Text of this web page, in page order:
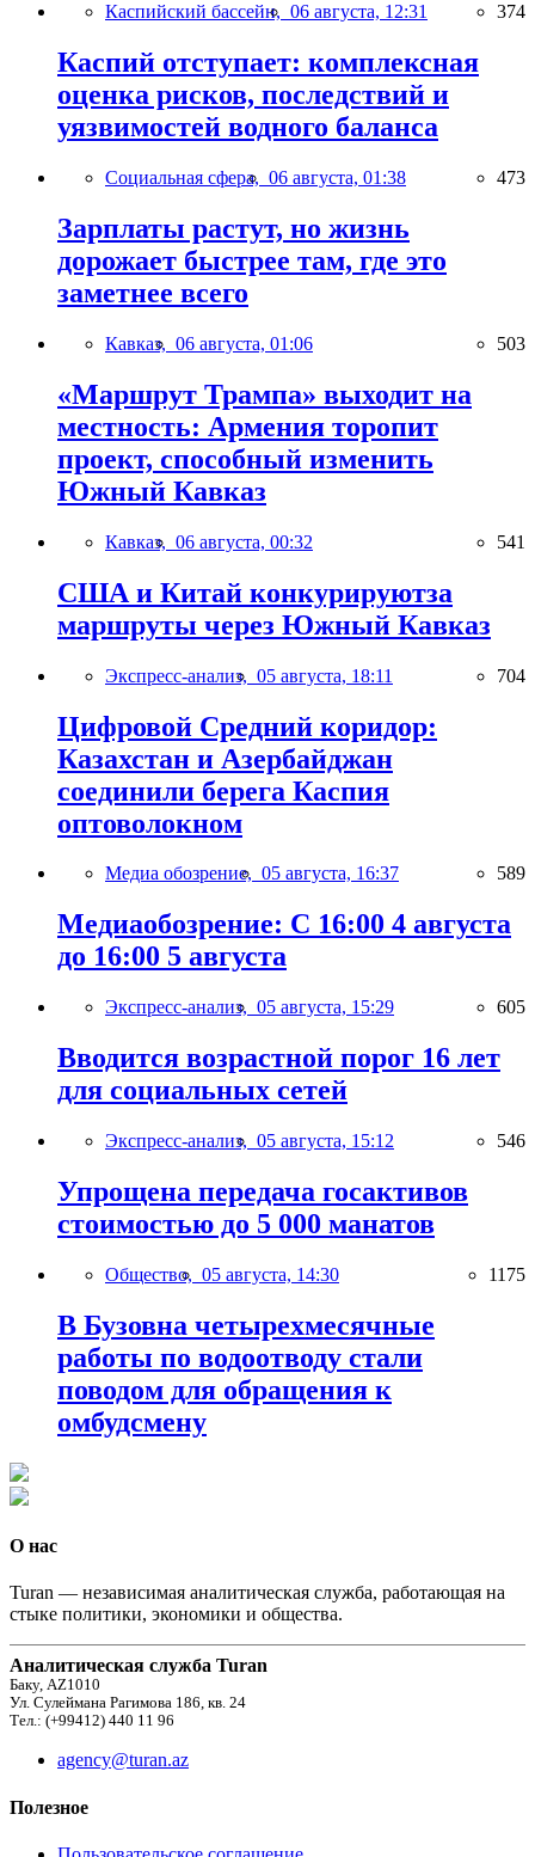
Каспийский бассейн, 06 августа, 12:31 374
Каспий отступает: комплексная
оценка рисков, последствий и
уязвимостей водного баланса
Социальная сфера, 06 августа, 01:38 473
Зарплаты растут, но жизнь
дорожает быстрее там, где это
заметнее всего
Кавказ, 06 августа, 01:06 503
«Маршрут Трампа» выходит на
местность: Армения торопит
проект, способный изменить
Южный Кавказ
Кавказ, 06 августа, 00:32 541
США и Китай конкурируютза
маршруты через Южный Кавказ
Экспресс-анализ, 05 августа, 18:11 704
Цифровой Средний коридор:
Казахстан и Азербайджан
соединили берега Каспия
оптоволокном
Медиа обозрение, 05 августа, 16:37 589
Медиаобозрение: С 16:00 4 августа
до 16:00 5 августа
Экспресс-анализ, 05 августа, 15:29 605
Вводится возрастной порог 16 лет
для социальных сетей
Экспресс-анализ, 05 августа, 15:12 546
Упрощена передача госактивов
стоимостью до 5 000 манатов
Общество, 05 августа, 14:30 1175
В Бузовна четырехмесячные
работы по водоотводу стали
поводом для обращения к
омбудсмену
О нас
Turan — независимая аналитическая служба, работающая на
стыке политики, экономики и общества.
Аналитическая служба Turan
Баку, AZ1010
Ул. Сулеймана Рагимова 186, кв. 24
Тел.: (+99412) 440 11 96
agency@turan.az
Полезное